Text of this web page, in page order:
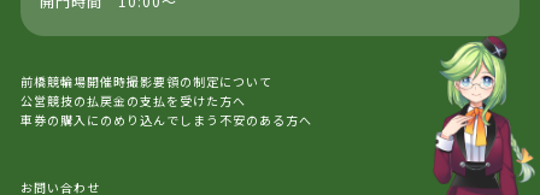
前橋競輪場開催時撮影要領の制定について
公営競技の払戻金の支払を受けた方へ
車券の購入にのめり込んでしまう不安のある方へ
お問い合わせ